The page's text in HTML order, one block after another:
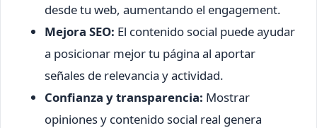
desde tu web, aumentando el engagement.
Mejora SEO: El contenido social puede ayudar
a posicionar mejor tu página al aportar
señales de relevancia y actividad.
Confianza y transparencia: Mostrar
opiniones y contenido social real genera